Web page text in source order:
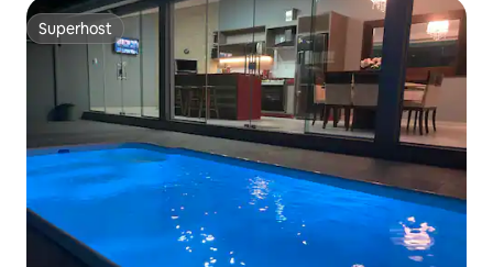
Superhost
Superhost